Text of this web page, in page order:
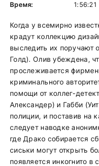
Время:
1:56:21
Когда у всемирно
крадут коллекцию
выследить их поручают
Голд). Олив убеждена,
прослеживается
криминального
помощи от коллег-
Александер) и Габби
полиции, и поставив на
следует наводке
где Драко собирается
сиськи могут открыть
появляется инкогнито